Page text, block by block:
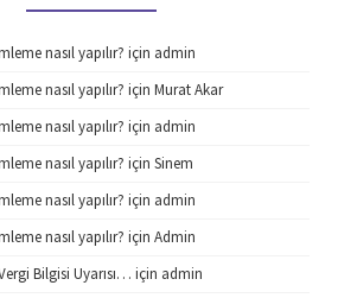
nasıl yapılır? için admin
nasıl yapılır? için Murat Akar
nasıl yapılır? için admin
nasıl yapılır? için Sinem
nasıl yapılır? için admin
nasıl yapılır? için Admin
Bilgisi Uyarısı… için admin